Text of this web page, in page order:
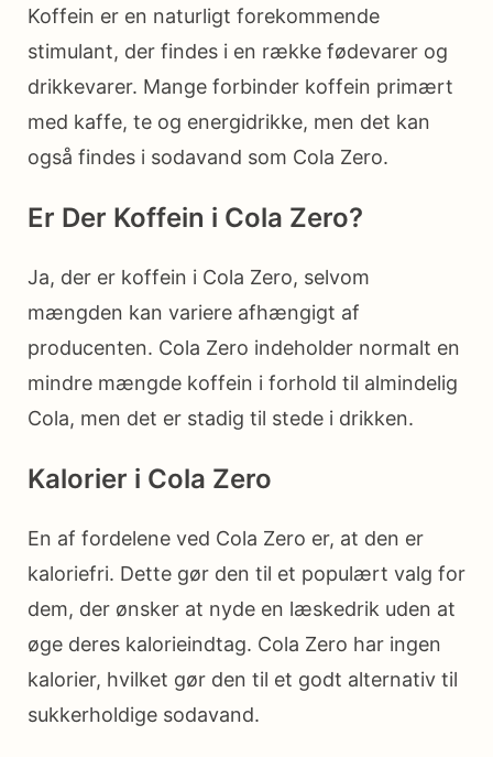
Koffein er en naturligt forekommende
stimulant, der findes i en række fødevarer og
drikkevarer. Mange forbinder koffein primært
med kaffe, te og energidrikke, men det kan
også findes i sodavand som Cola Zero.
Er Der Koffein i Cola Zero?
Ja, der er koffein i Cola Zero, selvom
mængden kan variere afhængigt af
producenten. Cola Zero indeholder normalt en
mindre mængde koffein i forhold til almindelig
Cola, men det er stadig til stede i drikken.
Kalorier i Cola Zero
En af fordelene ved Cola Zero er, at den er
kaloriefri. Dette gør den til et populært valg for
dem, der ønsker at nyde en læskedrik uden at
øge deres kalorieindtag. Cola Zero har ingen
kalorier, hvilket gør den til et godt alternativ til
sukkerholdige sodavand.